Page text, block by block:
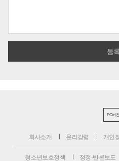
PC버전
회사소개 윤리강령 개인
청소년보호정책 정정·반론보도